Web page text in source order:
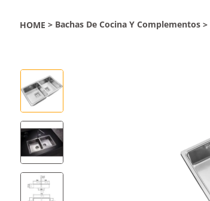
Bachas De Cocina Y Complementos